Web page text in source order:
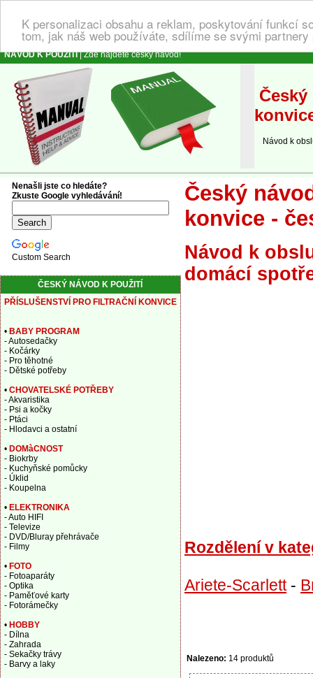
K personalizaci obsahu a reklam, poskytování funkcí
tom, jak náš web používáte, sdílíme se svými
NÁVOD K POUŽITÍ| Zde najdete český návod!
Návod k
Český
konvice -
Návod k
domácí
Rozdělení v
Ariete-Scarlett-
Nalezeno: 14 produktů
Nenašli jste co hledáte?
Zkuste Google vyhledávání!
Custom Search
ČESKÝ NÁVOD K POUŽITÍ
PŘÍSLUŠENSTVÍ PRO FILTRAČNÍ KONVICE
• BABY PROGRAM
- Autosedačky
- Kočárky
- Pro těhotné
- Dětské potřeby
• CHOVATELSKÉ POTŘEBY
- Akvaristika
- Psi a kočky
- Ptáci
- Hlodavci a ostatní
• DOMàCNOST
- Biokrby
- Kuchyňské pomůcky
- Úklid
- Koupelna
• ELEKTRONIKA
- Auto HIFI
- Televize
- DVD/Bluray přehrávače
- Filmy
• FOTO
- Fotoaparáty
- Optika
- Paměťové karty
- Fotorámečky
• HOBBY
- Dílna
- Zahrada
- Sekačky trávy
- Barvy a laky